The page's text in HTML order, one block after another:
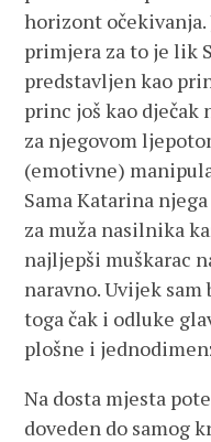
horizont
primjera za to je lik
predstavljen kao
princ još kao dječak
za njegovom
(emotivne)
Sama Katarina
za muža nasilnika
najljepši muškarac
naravno. Uvijek
toga čak i odluke
plošne i
Na dosta mjesta
doveden do samog